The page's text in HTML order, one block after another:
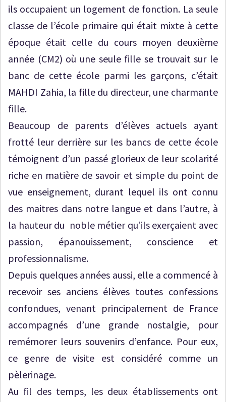
ils occupaient un logement de fonction. La seule
classe de l’école primaire qui était mixte à cette
époque était celle du cours moyen deuxième
année (CM2) où une seule fille se trouvait sur le
banc de cette école parmi les garçons, c’était
MAHDI Zahia, la fille du directeur, une charmante
fille.
Beaucoup de parents d’élèves actuels ayant
frotté leur derrière sur les bancs de cette école
témoignent d’un passé glorieux de leur scolarité
riche en matière de savoir et simple du point de
vue enseignement, durant lequel ils ont connu
des maitres dans notre langue et dans l’autre, à
la hauteur du noble métier qu’ils exerçaient avec
passion, épanouissement, conscience et
professionnalisme.
Depuis quelques années aussi, elle a commencé à
recevoir ses anciens élèves toutes confessions
confondues, venant principalement de France
accompagnés d’une grande nostalgie, pour
remémorer leurs souvenirs d’enfance. Pour eux,
ce genre de visite est considéré comme un
pèlerinage.
Au fil des temps, les deux établissements ont